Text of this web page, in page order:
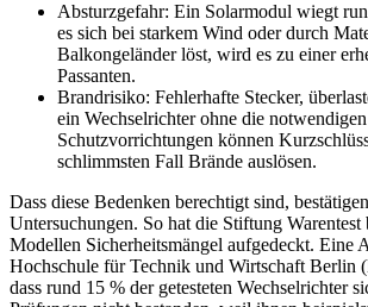
Absturzgefahr: Ein Solarmodul wiegt
es sich bei starkem Wind oder durch
Balkongeländer löst, wird es zu einer
Passanten.
Brandrisiko: Fehlerhafte Stecker,
ein Wechselrichter ohne die notwendigen
Schutzvorrichtungen können
schlimmsten Fall Brände auslösen.
Dass diese Bedenken berechtigt sind,
Untersuchungen. So hat die Stiftung Warentest
Modellen Sicherheitsmängel aufgedeckt. Eine
Hochschule für Technik und Wirtschaft Berlin
dass rund 15 % der getesteten Wechselrichter